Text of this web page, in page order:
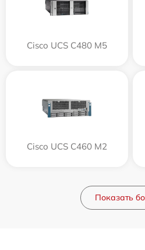
Cisco UCS C480 M5
Cisco UCS C460 M2
Показать